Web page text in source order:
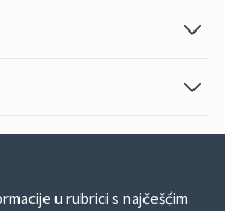
u rubrici s najčešćim